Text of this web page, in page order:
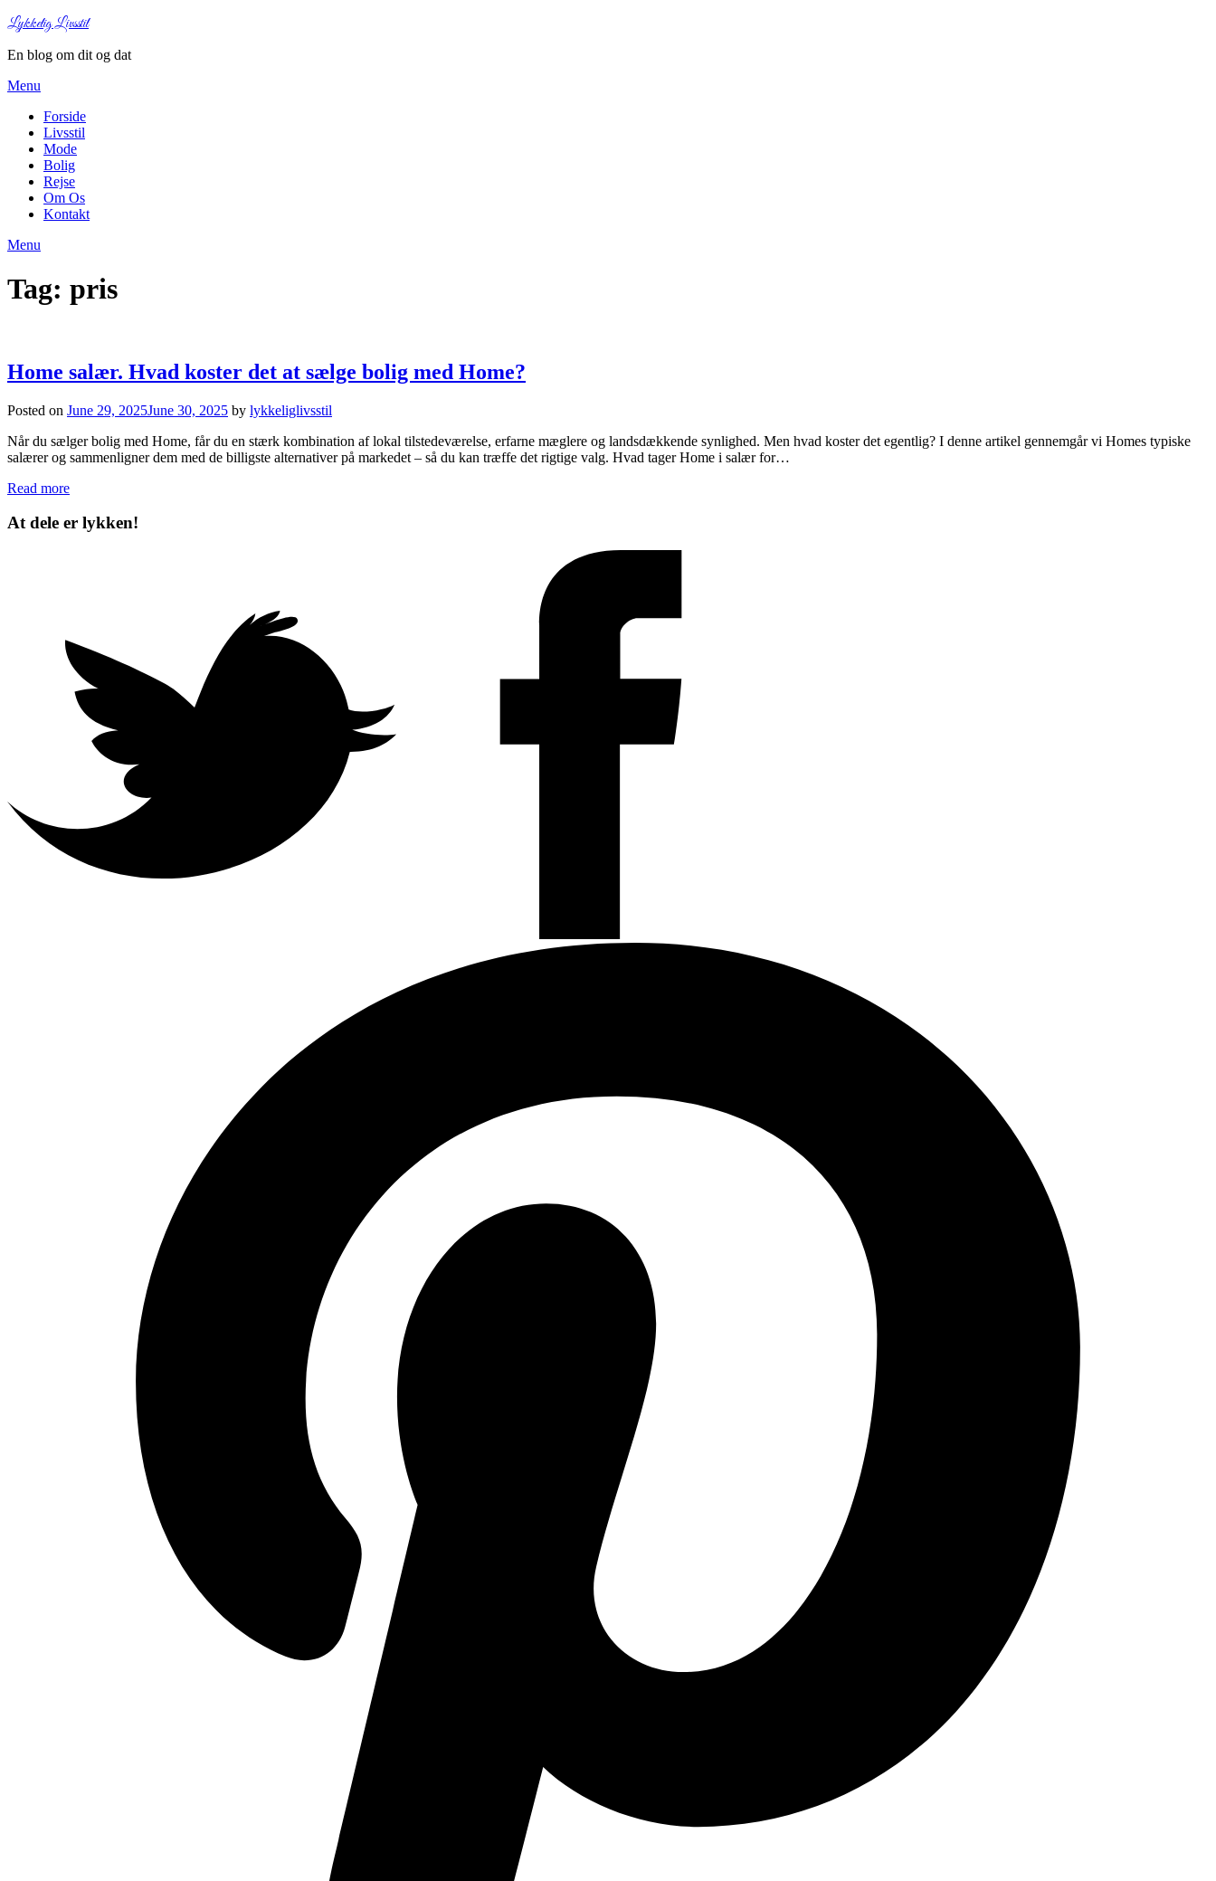
Lykkelig Livsstil
En blog om dit og dat
Menu
Forside
Livsstil
Mode
Bolig
Rejse
Om Os
Kontakt
Menu
Tag: pris
Home salær. Hvad koster det at sælge bolig med Home?
Posted on June 29, 2025June 30, 2025 by lykkeliglivsstil
Når du sælger bolig med Home, får du en stærk kombination af lokal tilstedeværelse, erfarne mæglere og landsdækkende synlighed. Men hvad koster det egentlig? I denne artikel gennemgår vi Homes typiske
salærer og sammenligner dem med de billigste alternativer på markedet – så du kan træffe det rigtige valg. Hvad tager Home i salær for…
Read more
At dele er lykken!